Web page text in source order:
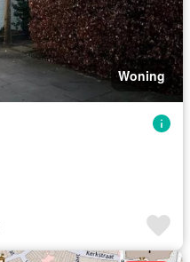
Woning